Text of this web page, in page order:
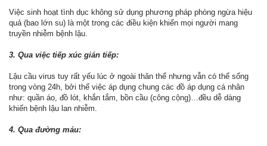
Việc sinh hoạt tình dục không sử dụng phương pháp phòng ngừa hiệu
quả (bao lớn su) là một trong các điều kiện khiến mọi người mang
truyền nhiễm bệnh lậu.
3. Qua việc tiếp xúc gián tiếp:
Lậu cầu virus tuy rất yếu lúc ở ngoài thân thể nhưng vẫn có thể sống
trong vòng 24h, bởi thế việc áp dụng chung các đồ áp dụng cá nhân
như: quần áo, đồ lót, khắn tắm, bồn cầu (công cộng)…đều dễ dàng
khiến bệnh lậu lan nhiễm.
4. Qua đường máu: